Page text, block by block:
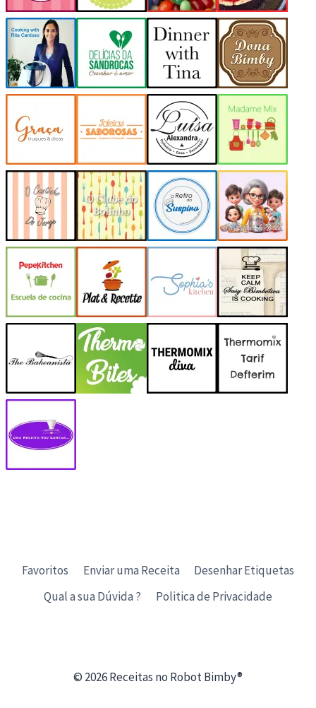
Favoritos Enviar uma Receita
Desenhar Etiquetas
Qual a sua Dúvida ?
Politica de Privacidade
© 2026 Receitas no Robot Bimby®